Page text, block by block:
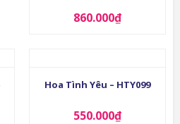
860.000₫
Hoa Tình Yêu – HTY099
550.000₫